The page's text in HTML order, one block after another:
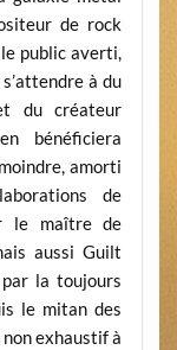
de rock
public averti,
à du
du créateur
bénéficiera
amorti
de
le maître de
aussi Guilt
la toujours
le mitan des
exhaustif à